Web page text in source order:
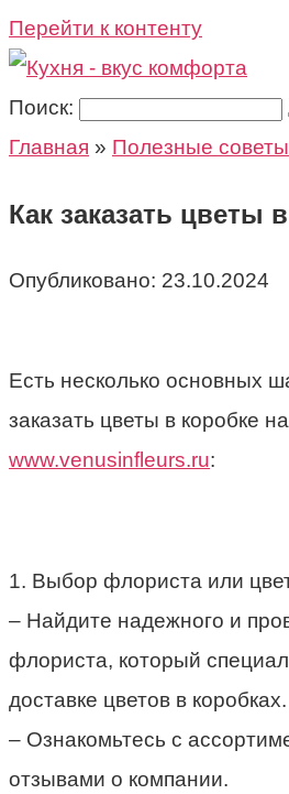
Перейти к контенту
Поиск:
Главная » Полезные советы
Как заказать цветы
Опубликовано: 23.10.2024
Есть несколько основных
заказать цветы в коробке на
www.venusinfleurs.ru:
1. Выбор флориста или
– Найдите надежного и
флориста, который
доставке цветов в коробках.
– Ознакомьтесь с
отзывами о компании.